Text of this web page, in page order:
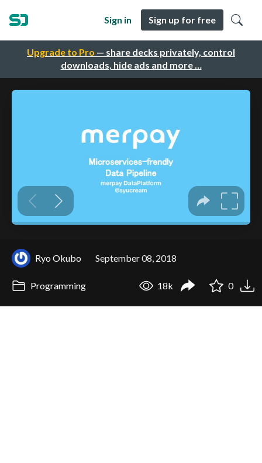
Upgrade to Pro — share decks privately, control
downloads, hide ads and more …
Sign in Sign up for free
Ryo Okubo September 08, 2018
Programming 18k 0